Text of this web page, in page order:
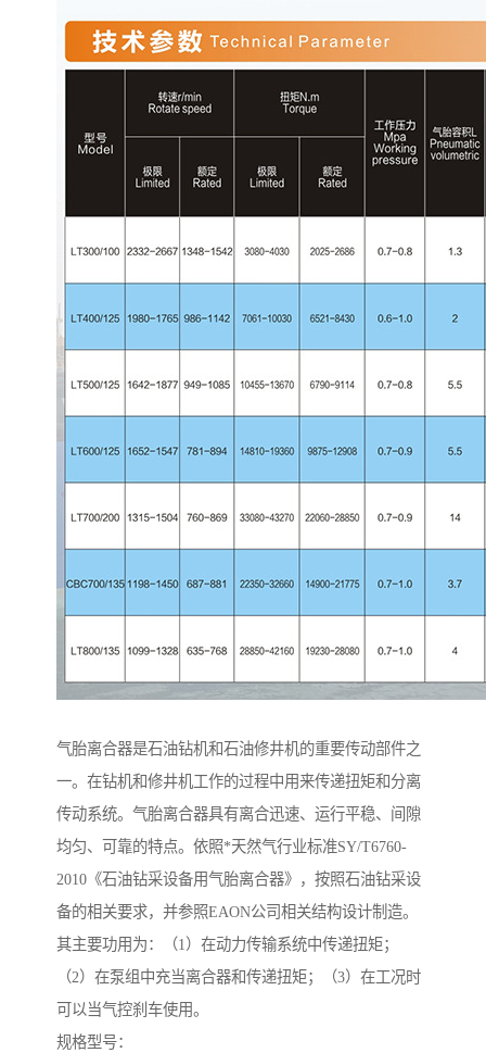
气胎离合器是石油钻机和石油修井机的重要传动部件之
一。在钻机和修井机工作的过程中用来传递扭矩和分离
传动系统。气胎离合器具有离合迅速、运行平稳、间隙
均匀、可靠的特点。依照*天然气行业标准SY/T6760-
2010《石油钻采设备用气胎离合器》，按照石油钻采设
备的相关要求，并参照EAON公司相关结构设计制造。
其主要功用为：（1）在动力传输系统中传递扭矩；
（2）在泵组中充当离合器和传递扭矩；（3）在工况时
可以当气控刹车使用。
规格型号：